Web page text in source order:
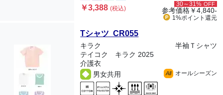
￥3,388(税込)
30～31% OFF
参考価格￥4,840-
1%ポイント 還元
Tシャツ CR055
キラク
半袖Ｔシャツ
テイコク キラク 2025
介護衣
男女共用
All オールシーズン